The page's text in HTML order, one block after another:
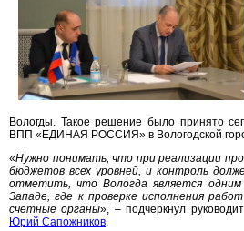
Вологды. Такое решение было принято
ВПП «ЕДИНАЯ РОССИЯ» в Вологодской
«Нужно понимать, что при реализации
бюджетов всех уровней, и контроль
отметить, что Вологда является одним
Западе, где к проверке исполнения
счетные органы», – подчеркнул
Юрий Сапожников.